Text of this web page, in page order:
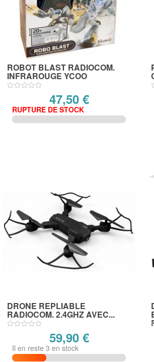
ROBOT BLAST RADIOCOM.
INFRAROUGE YCOO
47,50 €
RUPTURE DE STOCK
DRONE REPLIABLE
RADIOCOM. 2.4GHZ AVEC...
59,90 €
Il en reste 3 en stock